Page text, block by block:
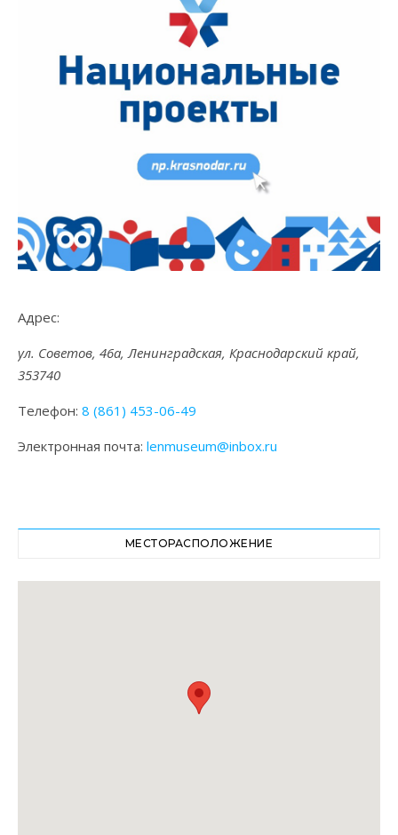
Адрес:
ул. Советов, 46а, Ленинградская, Краснодарский край,
353740
Телефон: 8 (861) 453-06-49
Электронная почта: lenmuseum@inbox.ru
МЕСТОРАСПОЛОЖЕНИЕ